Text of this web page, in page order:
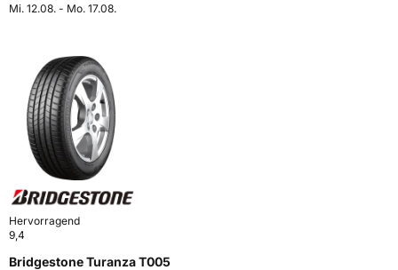
Mi. 12.08. - Mo. 17.08.
Hervorragend
9,4
Bridgestone Turanza T005